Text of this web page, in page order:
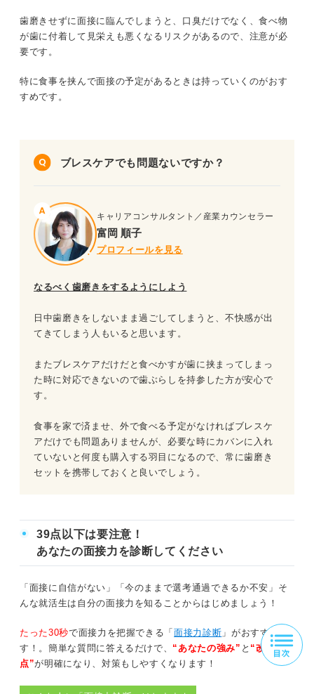
歯磨きせずに面接に臨んでしまうと、口臭だけでなく、食べ物
が歯に付着して見栄えも悪くなるリスクがあるので、注意が必
要です。
特に食事を挟んで面接の予定があるときは持っていくのがおす
すめです。
ブレスケアでも問題ないですか？
キャリアコンサルタント／産業カウンセラー
富岡 順子
プロフィールを見る
なるべく歯磨きをするようにしよう
日中歯磨きをしないまま過ごしてしまうと、不快感が出
てきてしまう人もいると思います。
またブレスケアだけだと食べかすが歯に挟まってしまっ
た時に対応できないので歯ぶらしを持参した方が安心で
す。
食事を家で済ませ、外で食べる予定がなければブレスケ
アだけでも問題ありませんが、必要な時にカバンに入れ
ていないと何度も購入する羽目になるので、常に歯磨き
セットを携帯しておくと良いでしょう。
39点以下は要注意！
あなたの面接力を診断してください
「面接に自信がない」「今のままで選考通過できるか不安」そ
んな就活生は自分の面接力を知ることからはじめましょう！
たった30秒で面接力を把握できる「面接力診断 」がおすすめで
す！。簡単な質問に答えるだけで、 “あなたの強み” と “改善
点”が明確になり、対策もしやすくなります！